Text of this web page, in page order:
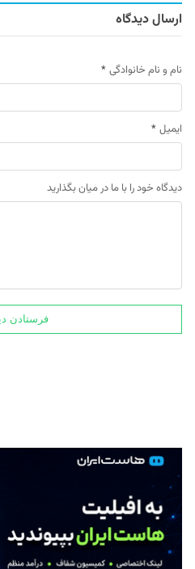
ارسال دیدگاه
نام و نام خانوادگی *
ایمیل *
دیدگاه خود را با ما در میان بگذارید